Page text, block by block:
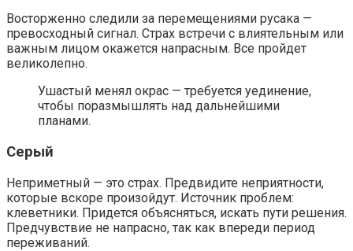
Восторженно следили за перемещениями русака —
превосходный сигнал. Страх встречи с влиятельным или
важным лицом окажется напрасным. Все пройдет
великолепно.
Ушастый менял окрас — требуется уединение,
чтобы поразмышлять над дальнейшими
планами.
Серый
Неприметный — это страх. Предвидите неприятности,
которые вскоре произойдут. Источник проблем:
клеветники. Придется объясняться, искать пути решения.
Предчувствие не напрасно, так как впереди период
переживаний.